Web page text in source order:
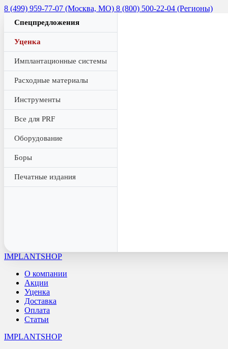
8 (499) 959-77-07 (Москва, МО) 8 (800) 500-22-04 (Регионы)
Спецпредложения
Уценка
Имплантационные системы
Расходные материалы
Инструменты
Все для PRF
Оборудование
Боры
Печатные издания
IMPLANTSHOP
О компании
Акции
Уценка
Доставка
Оплата
Статьи
IMPLANTSHOP